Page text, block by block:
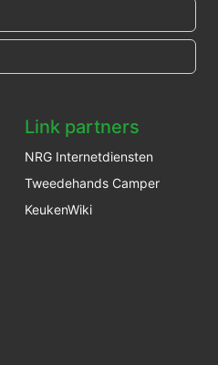
Link partners
NRG Internetdiensten
Tweedehands Camper
KeukenWiki